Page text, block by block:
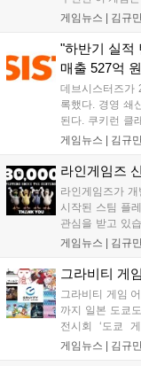
무기 스킬을 활
혜택을 지급하
는 게임 접속 및
게임뉴스 | 김규
"하반기 실적
매출 527억 원
데브시스터즈가
록했다. 경영 쇄
된다. 쿠키런 클
기는 13일 첫 업
이다. 회사는 비
게임뉴스 | 김규
라인게임즈
라인게임즈가
시작된 스팀 플
관심을 받고 있
최대 4인 협동을
을 개선 중이며,
게임뉴스 | 김규
그라비티 게
그라비티 게임
까지 일본 도쿄
전시회 ‘도쿄
‘JALECO
게임뉴스 | 김규